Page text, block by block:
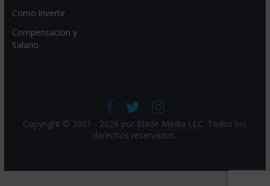
Como invertir
Compensacion y
Salario
Copyright © 2001 - 2026 por Blade Media LLC. Todos los
derechos reservados.